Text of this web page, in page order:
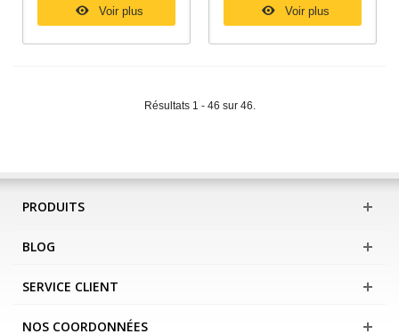
Voir plus Voir plus
Résultats 1 - 46 sur 46.
PRODUITS
BLOG
SERVICE CLIENT
NOS COORDONNÉES